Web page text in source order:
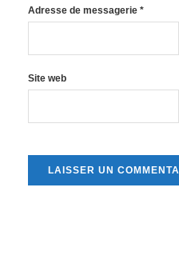
Adresse de messagerie *
Site web